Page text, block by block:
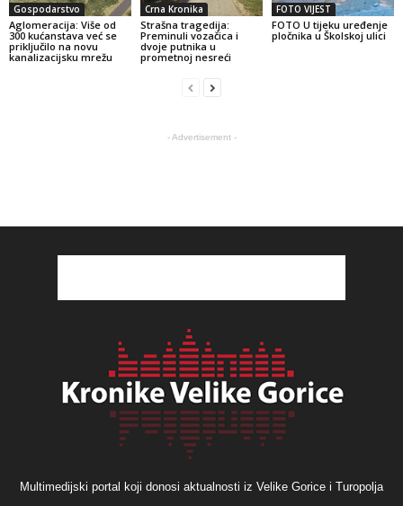
Gospodarstvo
Aglomeracija: Više od
300 kućanstava već se
priključilo na novu
kanalizacijsku mrežu
Crna Kronika
Strašna tragedija:
Preminuli vozačica i
dvoje putnika u
prometnoj nesreći
FOTO VIJEST
FOTO U tijeku uređenje
pločnika u Školskoj ulici
- Advertisement -
Multimedijski portal koji donosi aktualnosti iz Velike Gorice i Turopolja